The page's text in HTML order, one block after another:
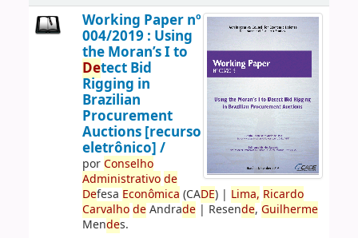
Working Paper nº
004/2019 : Using
the Moran’s I to
Detect Bid
Rigging in
Brazilian
Procurement
Auctions [recurso
eletrônico] /
porConselho
Administrativo de
Defesa Econômica (CADE)| Lima, Ricardo
Carvalho deAndrade| Resende, Guilherme
Mendes.